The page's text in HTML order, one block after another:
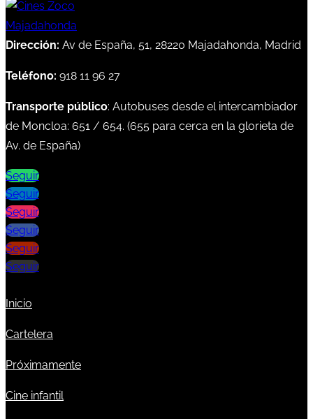
Dirección: Av de España, 51, 28220 Majadahonda, Madrid
Teléfono: 918 11 96 27
Transporte público: Autobuses desde el intercambiador
de Moncloa: 651 / 654. (655 para cerca en la glorieta de
Av. de España)
Seguir
Seguir
Seguir
Seguir
Seguir
Seguir
Inicio
Cartelera
Próximamente
Cine infantil